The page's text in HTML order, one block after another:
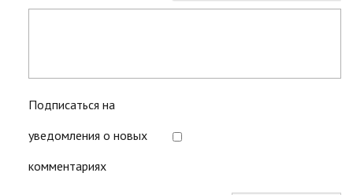
Подписаться на
уведомления о новых
комментариях